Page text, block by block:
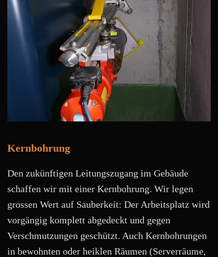
Kernbohrung
Den zukünftigen Leitungszugang im Gebäude
schaffen wir mit einer Kernbohrung. Wir legen
grossen Wert auf Sauberkeit: Der Arbeitsplatz wird
vorgängig komplett abgedeckt und gegen
Verschmutzungen geschützt. Auch Kernbohrungen
in bewohnten oder heiklen Räumen (Serverräume,